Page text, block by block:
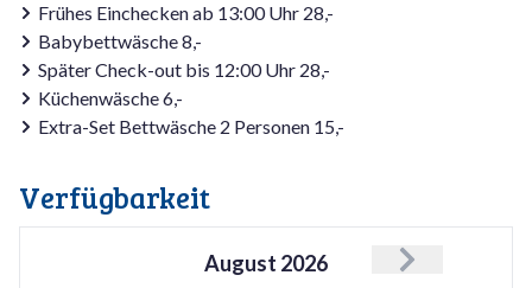
Frühes Einchecken ab 13:00 Uhr 28,-
Babybettwäsche 8,-
Später Check-out bis 12:00 Uhr 28,-
Küchenwäsche 6,-
Extra-Set Bettwäsche 2 Personen 15,-
Verfügbarkeit
August 2026